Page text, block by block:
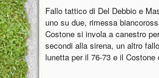
Fallo tattico di Del Debbio e
uno su due, rimessa
Costone si invola a canestro
secondi alla sirena, un altro
lunetta per il 76-73 e il Costone